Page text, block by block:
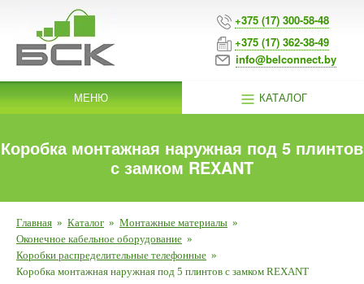
+375 (17) 300-58-48
+375 (17) 362-38-49
info@belconnect.by
МЕНЮ КАТАЛОГ
Коробка монтажная наружная под 5 плинтов
с замком REXANT
Главная » Каталог » Монтажные материалы »
Оконечное кабельное оборудование »
Коробки распределительные телефонные »
Коробка монтажная наружная под 5 плинтов с замком REXANT